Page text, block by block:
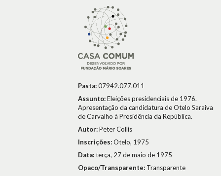
Pasta:07942.077.011
Assunto:Eleições presidenciais de 1976.
Apresentação da candidatura de Otelo Saraiva
de Carvalho à Presidência da República.
Autor:Peter Collis
Inscrições:Otelo, 1975
Data:terça, 27 de maio de 1975
Opaco/Transparente: Transparente